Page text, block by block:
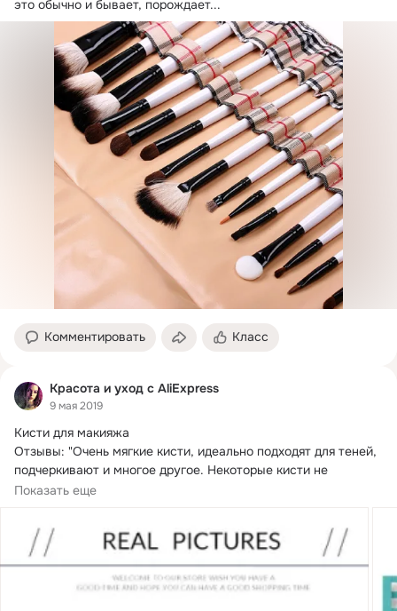
это обычно и бывает, порождает...
Комментировать Класс
Красота и уход с AliExpress
9 мая 2019
Кисти для макияжа
Отзывы: "Очень мягкие кисти, идеально подходят для теней,
подчеркивают и многое другое. Некоторые кисти не
соответствуют...
Показать еще